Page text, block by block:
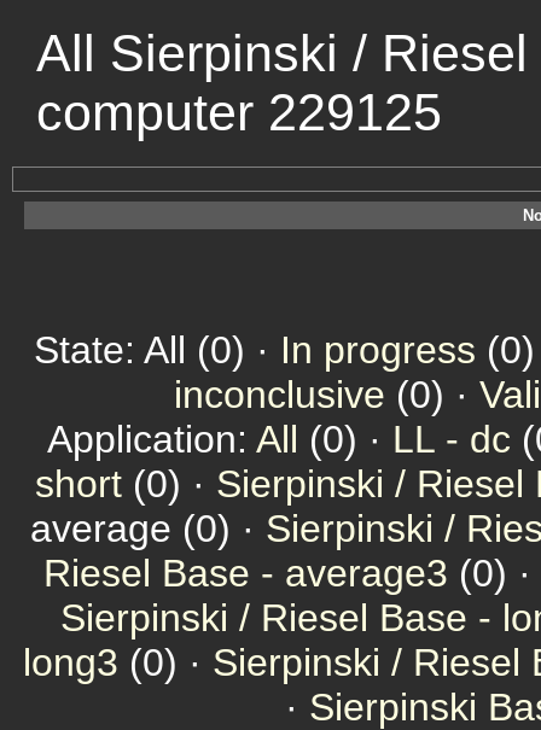
All Sierpinski /
computer 229125
State: All (0) · In progress
inconclusive (0) ·
Application: All (0) · LL - dc
short (0) · Sierpinski / Riesel
average (0) · Sierpinski /
Riesel Base - average3 (0) ·
Sierpinski / Riesel Base -
long3 (0) · Sierpinski / Riesel
· Sierpinski